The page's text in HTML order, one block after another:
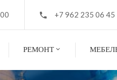
+7 962 235 06 45
РЕМОНТ